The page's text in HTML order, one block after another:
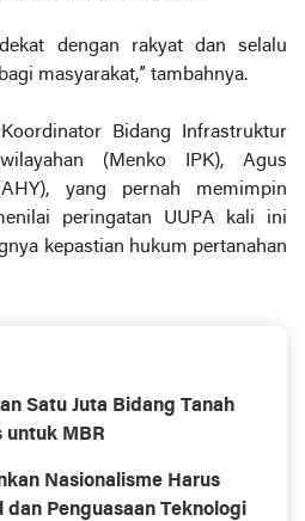
dengan rakyat dan selalu
masyarakat,” tambahnya.
Bidang Infrastruktur
(Menko IPK), Agus
yang pernah memimpin
peringatan UUPA kali ini
kepastian hukum pertanahan
Satu Juta Bidang Tanah
untuk MBR
Nasionalisme Harus
dan Penguasaan Teknologi